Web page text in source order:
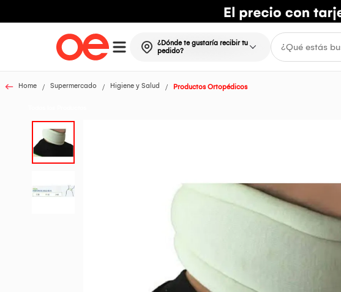
¿Dónde te gustaría recibir tu
pedido?
Home Supermercado Higiene y Salud Productos Ortopédicos